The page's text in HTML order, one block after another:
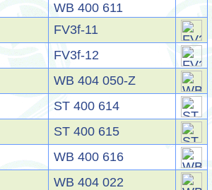
WB 400 611
FV3f-11
FV3f-12
WB 404 050-Z
ST 400 614
ST 400 615
WB 400 616
WB 404 022